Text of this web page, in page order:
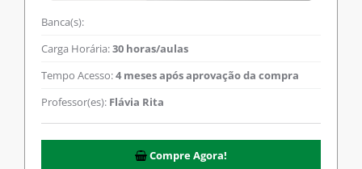
Banca(s):
Carga Horária:30 horas/aulas
Tempo Acesso:4 meses após aprovação da compra
Professor(es): Flávia Rita
Compre Agora!